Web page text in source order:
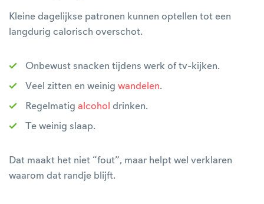
Kleine dagelijkse patronen kunnen optellen tot een
langdurig calorisch overschot.
Onbewust snacken tijdens werk of tv-kijken.
Veel zitten en weinig wandelen.
Regelmatig alcohol drinken.
Te weinig slaap.
Dat maakt het niet “fout”, maar helpt wel verklaren
waarom dat randje blijft.